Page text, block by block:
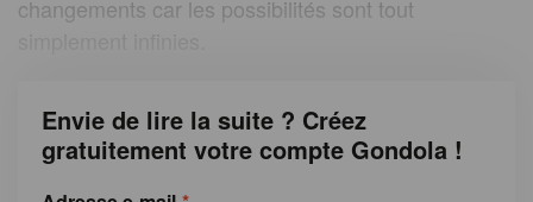
changements car les possibilités sont tout
Envie de lire la suite ? Créez
gratuitement votre compte Gondola !